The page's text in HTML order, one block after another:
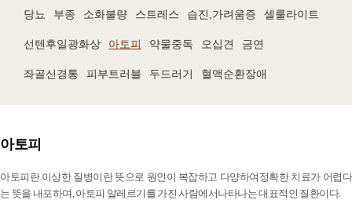
당뇨 부종 소화불량 스트레스 습진,가려움증 셀룰라이트
선텐후일광화상 아토피 약물중독 오십견 금연
좌골신경통 피부트러블 두드러기 혈액순환장애
아토피
아토피란 이상한 질병이란 뜻으로 원인이 복잡하고 다양하여정확한 치료가 어렵다
는 뜻을 내포하며, 아토피 알레르기를 가진 사람에서나타나는 대표적인 질환이다.